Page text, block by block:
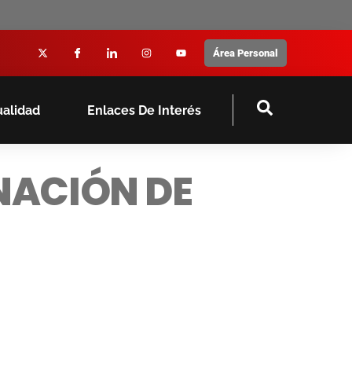
Área Personal
Enlaces De Interés
DE